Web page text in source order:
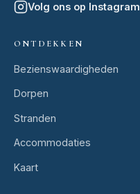
Volg ons op Instagram
ONTDEKKEN
Bezienswaardigheden
Dorpen
Stranden
Accommodaties
Kaart